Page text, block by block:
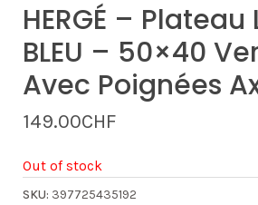
HERGÉ – Plateau
BLEU – 50×40
Avec Poignées
149.00CHF
Out of stock
SKU: 397725435192